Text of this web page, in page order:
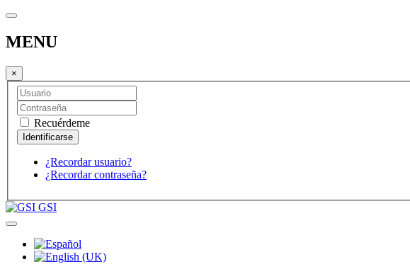
MENU
×
Recuérdeme
¿Recordar usuario?
¿Recordar contraseña?
GSI